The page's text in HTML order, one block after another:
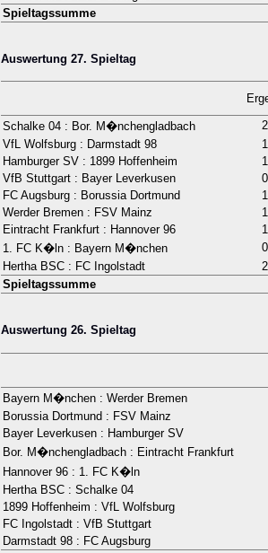
Spieltagssumme
Auswertung 27. Spieltag
Schalke 04 : Bor. M�nchengladbach
VfL Wolfsburg : Darmstadt 98
Hamburger SV : 1899 Hoffenheim
VfB Stuttgart : Bayer Leverkusen
FC Augsburg : Borussia Dortmund
Werder Bremen : FSV Mainz
Eintracht Frankfurt : Hannover 96
1. FC K�ln : Bayern M�nchen
Hertha BSC : FC Ingolstadt
Spieltagssumme
Auswertung 26. Spieltag
Bayern M�nchen : Werder Bremen
Borussia Dortmund : FSV Mainz
Bayer Leverkusen : Hamburger SV
Bor. M�nchengladbach : Eintracht Frankfurt
Hannover 96 : 1. FC K�ln
Hertha BSC : Schalke 04
1899 Hoffenheim : VfL Wolfsburg
FC Ingolstadt : VfB Stuttgart
Darmstadt 98 : FC Augsburg